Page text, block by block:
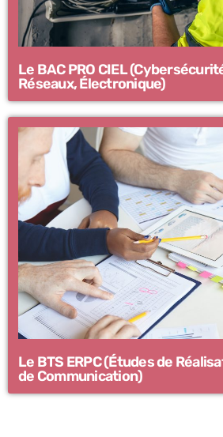
Le BAC PRO CIEL
Réseaux, Électronique)
Le BTS ERPC (Études de
de Communication)